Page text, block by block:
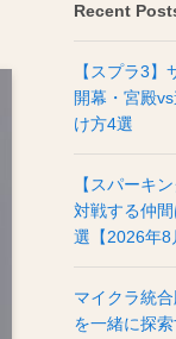
Recent
【スプラ3
開幕・宮殿
け方4選
【スパーキ
対戦する仲
選【2026年8
マイクラ統
を一緒に探